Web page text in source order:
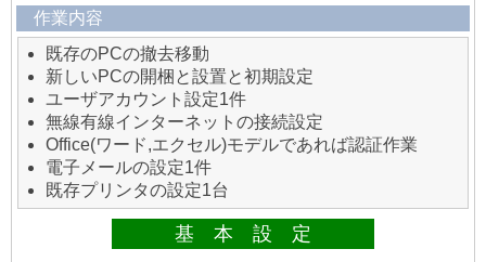
作業内容
既存のPCの撤去移動
新しいPCの開梱と設置と初期設定
ユーザアカウント設定1件
無線有線インターネットの接続設定
Office(ワード,エクセル)モデルであれば認証作業
電子メールの設定1件
既存プリンタの設定1台
基 本 設 定